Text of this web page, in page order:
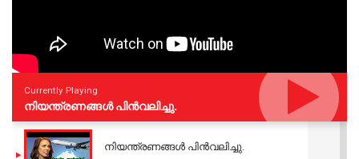
Currently Playing
നിയന്ത്രണങ്ങള്‍ പിന്‍വലിച്ചു.
നിയന്ത്രണങ്ങള്‍ പിന്‍വലിച്ചു.